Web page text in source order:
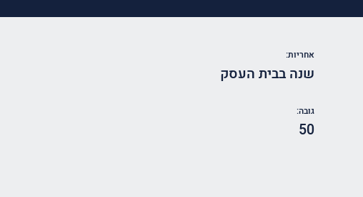
אחריות:
שנה בבית העסק
גובה:
50